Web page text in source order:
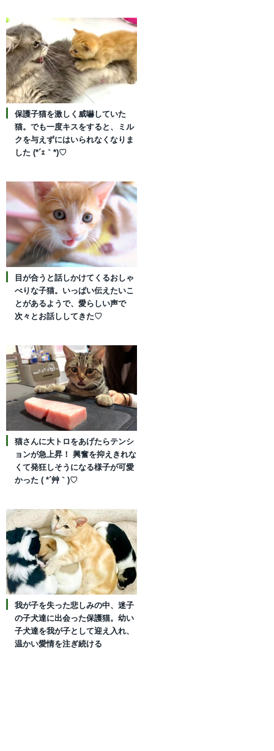
保護子猫を激しく威嚇していた
猫。でも一度キスをすると、ミル
クを与えずにはいられなくなりま
した (*´ｪ｀*)♡
目が合うと話しかけてくるおしゃ
べりな子猫。いっぱい伝えたいこ
とがあるようで、愛らしい声で
次々とお話ししてきた♡
猫さんに大トロをあげたらテンシ
ョンが急上昇！ 興奮を抑えきれな
くて発狂しそうになる様子が可愛
かった ( *´艸｀)♡
我が子を失った悲しみの中、迷子
の子犬達に出会った保護猫。幼い
子犬達を我が子として迎え入れ、
温かい愛情を注ぎ続ける